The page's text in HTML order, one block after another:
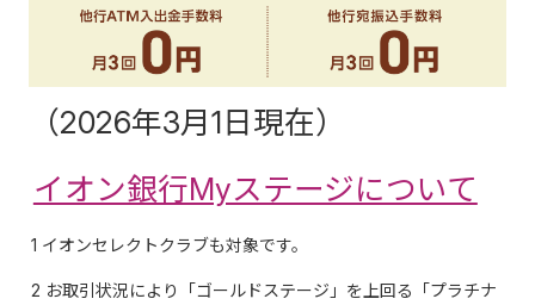
（2026年3月1日現在）
イオン銀行Myステージについて
1 イオンセレクトクラブも対象です。
2 お取引状況により「ゴールドステージ」を上回る「プラチナ